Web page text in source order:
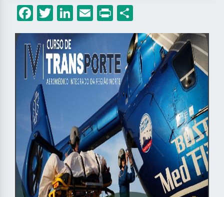
Facebook
Twitter
LinkedIn
Email
Print